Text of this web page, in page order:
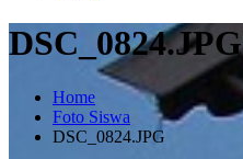
DSC_0824.JPG
Home
Foto Siswa
DSC_0824.JPG